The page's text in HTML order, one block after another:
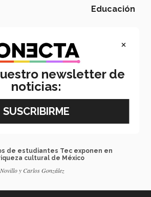
Educación
mexicana gana beca de maestría
Mundus LIVE
de 5 campus Tec impulsan
en la Sierra Tarahumara
de estudiantes Tec exponen en
cultural de México
y Carlos González
×
newsletter de
noticias: